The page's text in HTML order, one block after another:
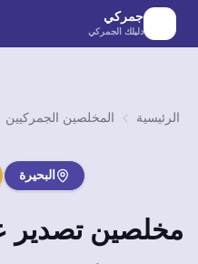
الانتقال إلى المحتوى الرئيسي
جمركي
دليلك الجمركي
الرئيسية المخلصين الجمركيين
البحيرة
مخلصينتصدير